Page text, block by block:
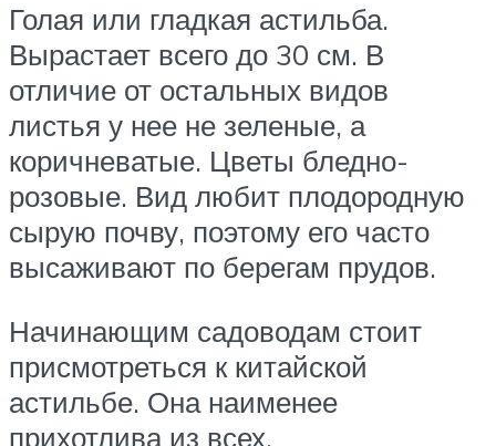
Голая или гладкая астильба.
Вырастает всего до 30 см. В
отличие от остальных видов
листья у нее не зеленые, а
коричневатые. Цветы бледно-
розовые. Вид любит плодородную
сырую почву, поэтому его часто
высаживают по берегам прудов.
Начинающим садоводам стоит
присмотреться к китайской
астильбе. Она наименее
прихотлива из всех,